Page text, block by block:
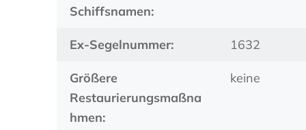
Schiffsnamen:
Ex-Segelnummer: 1632
Größere
Restaurierungsmaßna
hmen:
keine